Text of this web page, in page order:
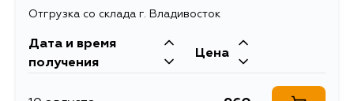
Отгрузка со склада г. Владивосток
Дата и время
получения
Цена